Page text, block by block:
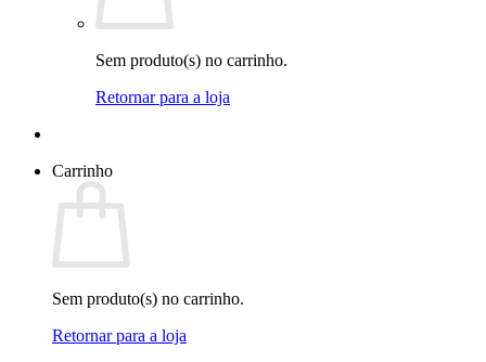
Sem produto(s) no carrinho.
Retornar para a loja
Carrinho
Sem produto(s) no carrinho.
Retornar para a loja